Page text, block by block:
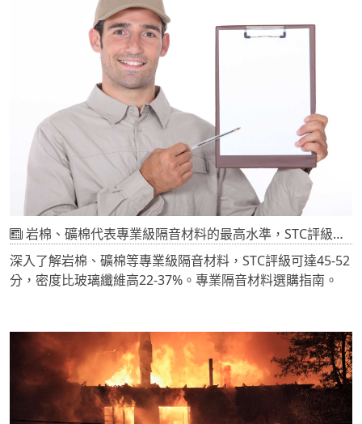
岩棉、礦棉代表專業級隔音材料的最高水準，STC評級可達45-52分，比玻璃纖維密度高22-37%
深入了解岩棉、礦棉等專業級隔音材料，STC評級可達45-52
分，密度比玻璃纖維高22-37%。專業隔音材料選購指南。